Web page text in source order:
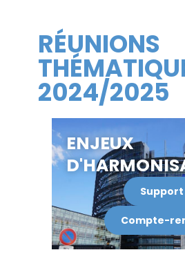
RÉUNIONS
2024/2025
ENJEUX
Support
Compte-